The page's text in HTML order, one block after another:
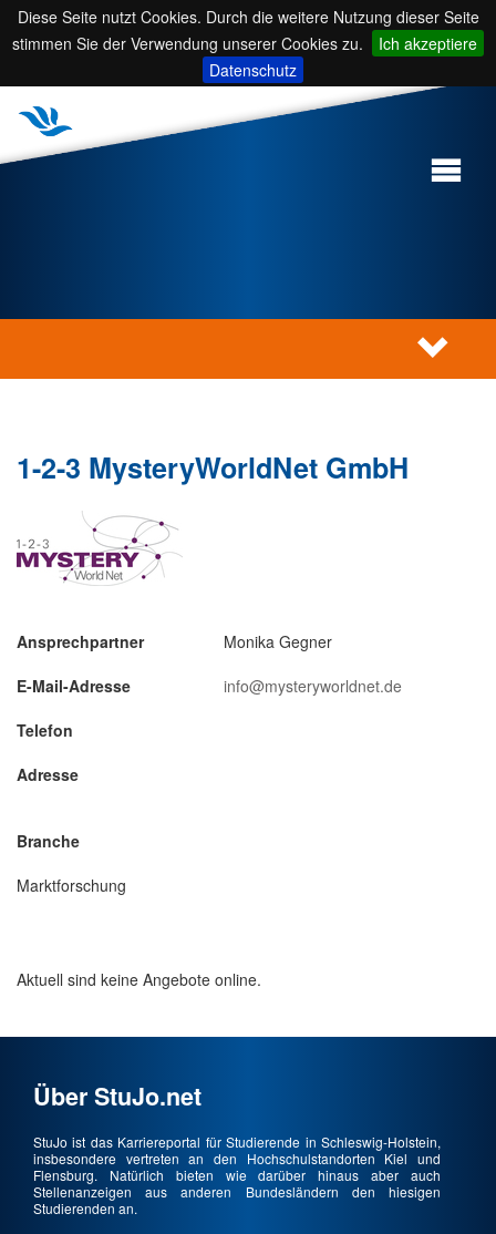
Diese Seite nutzt Cookies. Durch die weitere Nutzung dieser Seite
stimmen Sie der Verwendung unserer Cookies zu.
Ich akzeptiere
Datenschutz
1-2-3 MysteryWorldNet GmbH
Ansprechpartner
E-Mail-Adresse
Telefon
Adresse
Monika Gegner
info@mysteryworldnet.de
Branche
Marktforschung
Aktuell sind keine Angebote online.
Über StuJo.net
StuJo ist das Karriereportal für Studierende in Schleswig-Holstein,
insbesondere vertreten an den Hochschulstandorten Kiel und
Flensburg. Natürlich bieten wie darüber hinaus aber auch
Stellenanzeigen aus anderen Bundesländern den hiesigen
Studierenden an.